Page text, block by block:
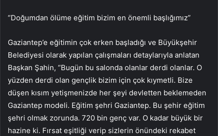
“Doğumdan ölüme eğitim bizim en önemli başlığımız”
Gaziantep’e eğitimin çok erken başladığı ve Büyükşehir
Belediyesi olarak yapılan çalışmaları detaylarıyla anlatan
Başkan Şahin, “Bugün bu salonda olanlar derdi olanlar. O
yüzden derdi olan gençlik bizim için çok kıymetli. Bize
düşen kısım yetişmenizde her şeyi devletten beklemeden
Gaziantep modeli. Eğitim şehri Gaziantep. Bu şehir eğitim
şehri olmak zorunda. 720 bin genç var. O kadar büyük bir
hazine ki. Fırsat eşitliği verip sizlerin önündeki rekabet